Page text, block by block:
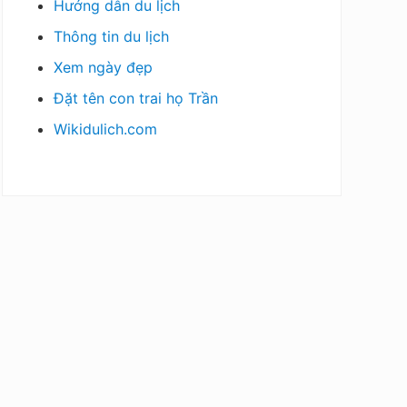
Hướng dẫn du lịch
Thông tin du lịch
Xem ngày đẹp
Đặt tên con trai họ Trần
Wikidulich.com